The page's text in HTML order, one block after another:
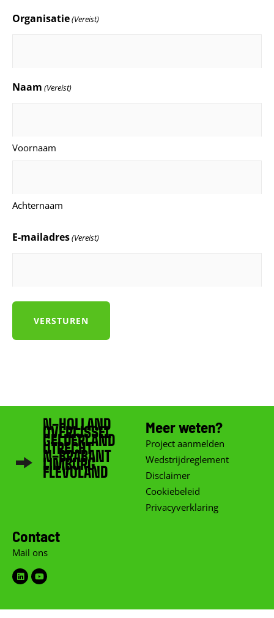
Organisatie(Vereist)
Naam (Vereist)
Voornaam
Achternaam
E-mailadres(Vereist)
N-HOLLAND
OVERIJSSEL
GELDERLAND
UTRECHT
N-BRABANT
LIMBURG
FLEVOLAND
Meer weten?
Project aanmelden
Wedstrijdreglement
Disclaimer
Cookiebeleid
Privacyverklaring
Contact
Mail ons
LinkedinYoutube